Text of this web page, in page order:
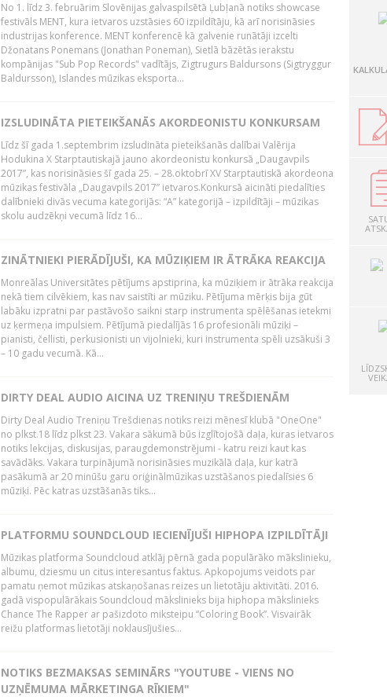
No 1. līdz 3. februārim Slovēnijas galvaspilsētā Ļubļanā notiks showcase
festivāls MENT, kura ietvaros uzstāsies 60 izpildītāju, kā arī norisināsies
industrijas konference. MENT konferencē kā galvenie runātāji izcelti
Džonatans Ponemans (Jonathan Poneman), Sietlā bāzētās ierakstu
kompānijas "Sub Pop Records" vadītājs, Zigtrugurs Baldursons (Sigtryggur
Baldursson), Islandes mūzikas eksporta...
IZSLUDINĀTA PIETEIKŠANĀS AKORDEONISTU KONKURSAM
Līdz šī gada 1.septembrim izsludināta pieteikšanās dalībai Valērija
Hodukina X Starptautiskajā jauno akordeonistu konkursā „Daugavpils
2017”, kas norisināsies šī gada 25. – 28.oktobrī XV Starptautiskā akordeona
mūzikas festivāla „Daugavpils 2017” ietvaros.Konkursā aicināti piedalīties
dalībnieki divās vecuma kategorijās: “A” kategorijā – izpildītāji – mūzikas
skolu audzēkņi vecumā līdz 16...
ZINĀTNIEKI PIERĀDĪJUŠI, KA MŪZIĶIEM IR ĀTRĀKA REAKCIJA
Monreālas Universitātes pētījums apstiprina, ka mūziķiem ir ātrāka reakcija
nekā tiem cilvēkiem, kas nav saistīti ar mūziku. Pētījuma mērķis bija gūt
labāku izpratni par pastāvošo saikni starp instrumenta spēlēšanas ietekmi
uz ķermeņa impulsiem. Pētījumā piedalījās 16 profesionāli mūziķi –
pianisti, čellisti, perkusionisti un vijolnieki, kuri instrumenta spēli uzsākuši 3
– 10 gadu vecumā. Kā...
DIRTY DEAL AUDIO AICINA UZ TRENIŅU TREŠDIENĀM
Dirty Deal Audio Treniņu Trešdienas notiks reizi mēnesī klubā "OneOne"
no plkst.18 līdz plkst 23. Vakara sākumā būs izglītojošā daļa, kuras ietvaros
notiks lekcijas, diskusijas, paraugdemonstrējumi - katru reizi kaut kas
savādāks. Vakara turpinājumā norisināsies muzikālā daļa, kur katrā
pasākumā ar 20 minūšu garu oriģinālmūzikas uzstāšanos piedalīsies 6
mūziķi. Pēc katras uzstāšanās tiks...
PLATFORMU SOUNDCLOUD IECIENĪJUŠI HIPHOPA IZPILDĪTĀJI
Mūzikas platforma Soundcloud atklāj pērnā gada populārāko mākslinieku,
albumu, dziesmu un citus interesantus faktus. Apkopojums veidots par
pamatu ņemot mūzikas atskaņošanas reizes un lietotāju aktivitāti. 2016.
gadā vispopulārākais Soundcloud mākslinieks bija hiphopa mākslinieks
Chance The Rapper ar pašizdoto miksteipu “Coloring Book”. Visvairāk
reižu platformas lietotāji noklausījušies...
NOTIKS BEZMAKSAS SEMINĀRS "YOUTUBE - VIENS NO
UZŅĒMUMA MĀRKETINGA RĪKIEM"